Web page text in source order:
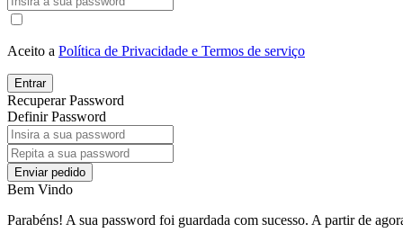
Aceito a Política de Privacidade e Termos de serviço
Entrar
Recuperar Password
Definir Password
Enviar pedido
Bem Vindo
Parabéns! A sua password foi guardada com sucesso. A partir de